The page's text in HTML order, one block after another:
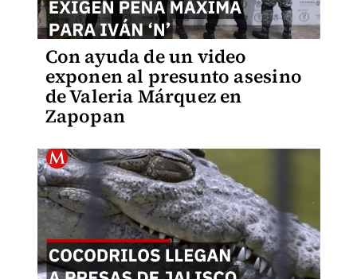
Con ayuda de un video
exponen al presunto asesino
de Valeria Márquez en
Zapopan